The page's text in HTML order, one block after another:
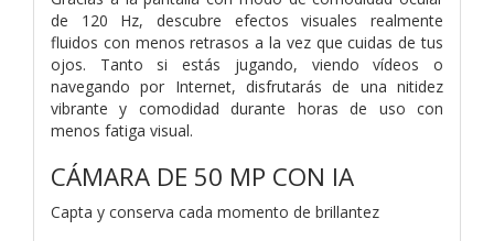
de 120 Hz, descubre efectos visuales realmente
fluidos con menos retrasos a la vez que cuidas de tus
ojos. Tanto si estás jugando, viendo vídeos o
navegando por Internet, disfrutarás de una nitidez
vibrante y comodidad durante horas de uso con
menos fatiga visual.
CÁMARA DE 50 MP CON IA
Capta y conserva cada momento de brillantez